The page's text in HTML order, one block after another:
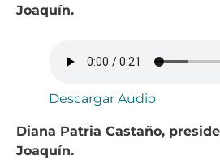
Joaquín.
Descargar Audio
Diana Patria Castaño,
Joaquín.